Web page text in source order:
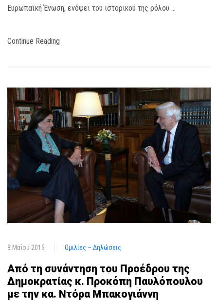
Ευρωπαϊκή Ένωση, ενόψει του ιστορικού της ρόλου …
Continue Reading
8 Μαΐου 2015 Ομιλίες – Δηλώσεις
Από τη συνάντηση του Προέδρου της
Δημοκρατίας κ. Προκόπη Παυλόπουλου
με την κα. Ντόρα Μπακογιάννη